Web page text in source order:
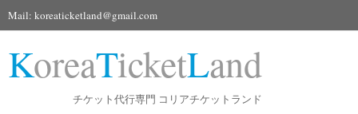
Mail: koreaticketland@gmail.com
KoreaTicketLand
チケット代行専門 コリアチケットランド